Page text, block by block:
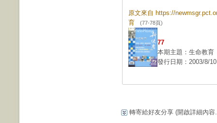
原文來自 https://
育 (77-78頁)
77
本期主題：生命教育
發行日期：2003/8/10
轉寄給好友分享 (開啟詳細內容